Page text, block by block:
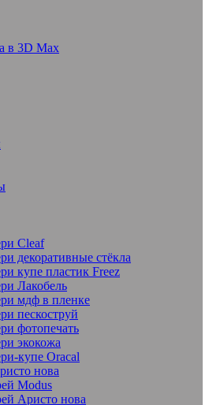
в 3D Max
Cleaf
декоративные стёкла
купе пластик Freez
Лакобель
мдф в пленке
пескоструй
фотопечать
экокожа
купе Oracal
нова
Modus
Аристо нова